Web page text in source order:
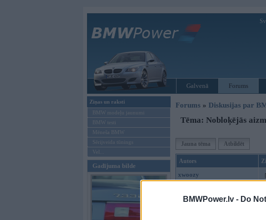
BMWPower.lv - Do
Galvenā Forums
Ziņas un raksti
BMW modeļu jaunumi
BMW testi
Mēneša BMW
Sērijveida tūnings
Vel...
Gadījuma bilde
Forums » Diskusijas par
Tēma: Nobloķējās
Jauna tēma Atbildēt
Autors
xwoozy